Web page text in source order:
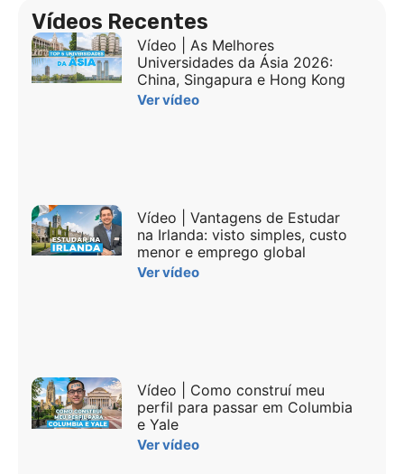
Vídeos Recentes
Vídeo | As Melhores
Universidades da Ásia 2026:
China, Singapura e Hong Kong
Ver vídeo
Vídeo | Vantagens de Estudar
na Irlanda: visto simples, custo
menor e emprego global
Ver vídeo
Vídeo | Como construí meu
perfil para passar em Columbia
e Yale
Ver vídeo